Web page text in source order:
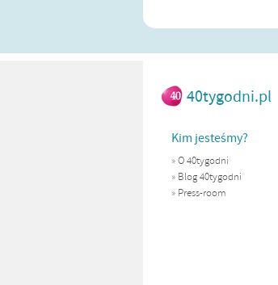
40tygodni.pl
Kim jesteśmy?
»O 40tygodni
» Blog 40tygodni
» Press-room